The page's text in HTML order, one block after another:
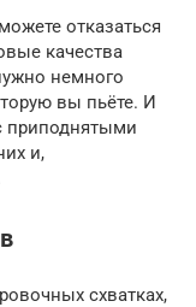
отказаться
качества
немного
вы пьёте. И
приподнятыми
и,
схватках,